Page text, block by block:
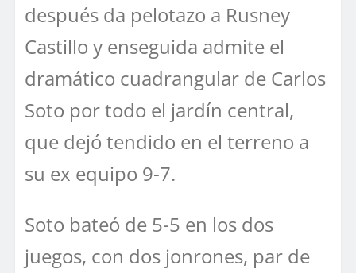
después da pelotazo a Rusney
Castillo y enseguida admite el
dramático cuadrangular de Carlos
Soto por todo el jardín central,
que dejó tendido en el terreno a
su ex equipo 9-7.
Soto bateó de 5-5 en los dos
juegos, con dos jonrones, par de